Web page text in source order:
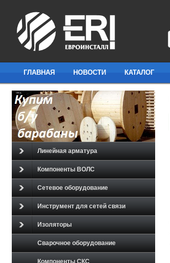
ГЛАВНАЯ НОВОСТИ КАТАЛОГ
Линейная арматура
Компоненты ВОЛС
Сетевое оборудование
Инструмент для сетей связи
Изоляторы
Сварочное оборудование
Компоненты СКС